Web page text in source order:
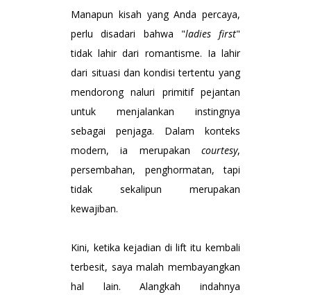
Manapun kisah yang Anda percaya,
perlu disadari bahwa "ladies first"
tidak lahir dari romantisme. Ia lahir
dari situasi dan kondisi tertentu yang
mendorong naluri primitif pejantan
untuk menjalankan instingnya
sebagai penjaga. Dalam konteks
modern, ia merupakan courtesy,
persembahan, penghormatan, tapi
tidak sekalipun merupakan
kewajiban.
Kini, ketika kejadian di lift itu kembali
terbesit, saya malah membayangkan
hal lain. Alangkah indahnya